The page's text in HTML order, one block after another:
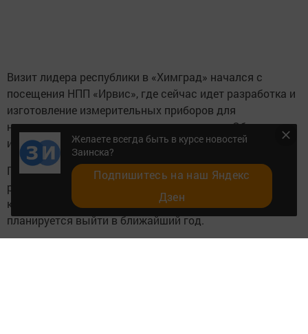
Предприятие имеет четвертьвековую историю. НПП
«Ирвис» создано в 1990 году на базе кафедры
спецдвигателей факультета ДЛА КГТУ им. А.Н. Туполева
(КАИ). Расположившись в «Химграде», предприятие
начало выпускать высокоточные счетчики и
расходометры газа, счетчики пара.
Следующим объектом стала фабрика-прачечная
«Cotton Way». Рустам Минниханов принял участие в ее
запуске. Общий объем инвестиций в проект составил
Желаете всегда быть в курсе новостей
Заинска?
Подпишитесь на наш Яндекс
Дзен